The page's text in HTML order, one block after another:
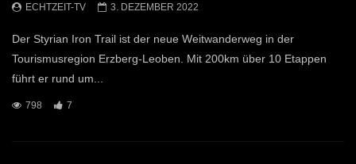
ECHTZEIT-TV 3. DEZEMBER 2022
Der Styrian Iron Trail ist der neue Weitwanderweg in der
Tourismusregion Erzberg-Leoben. Mit 200km über 10 Etappen
führt er rund um...
798 7